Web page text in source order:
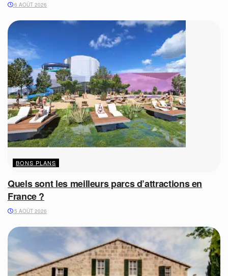
6 AOÛT 2026
BONS PLANS
Quels sont les meilleurs parcs d’attractions en
France ?
5 AOÛT 2026